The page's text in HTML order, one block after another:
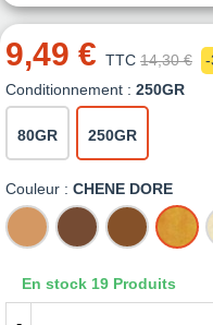
9,49 € TTC 14,30 €
Conditionnement : 250GR
80GR 250GR
Couleur : CHENE DORE
CHENE
CLAIR
CHENE
FONCE
CHENE
MOYEN
CHENE
DORE
En stock 19 Produits